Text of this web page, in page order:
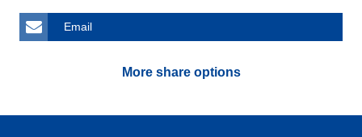
Email
More share options